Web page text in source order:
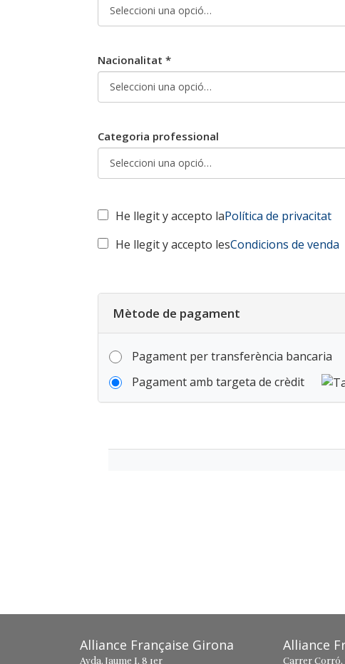
Nacionalitat *
Categoria professional
He llegit y accepto laPolítica de privacitat
He llegit y accepto lesCondicions de venda
Mètode de pagament
Pagament per transferència bancaria
Pagament amb targeta de crèdit
Alliance Française Girona
Avda. Jaume I, 8 1er
Alliance
Carrer Corró,